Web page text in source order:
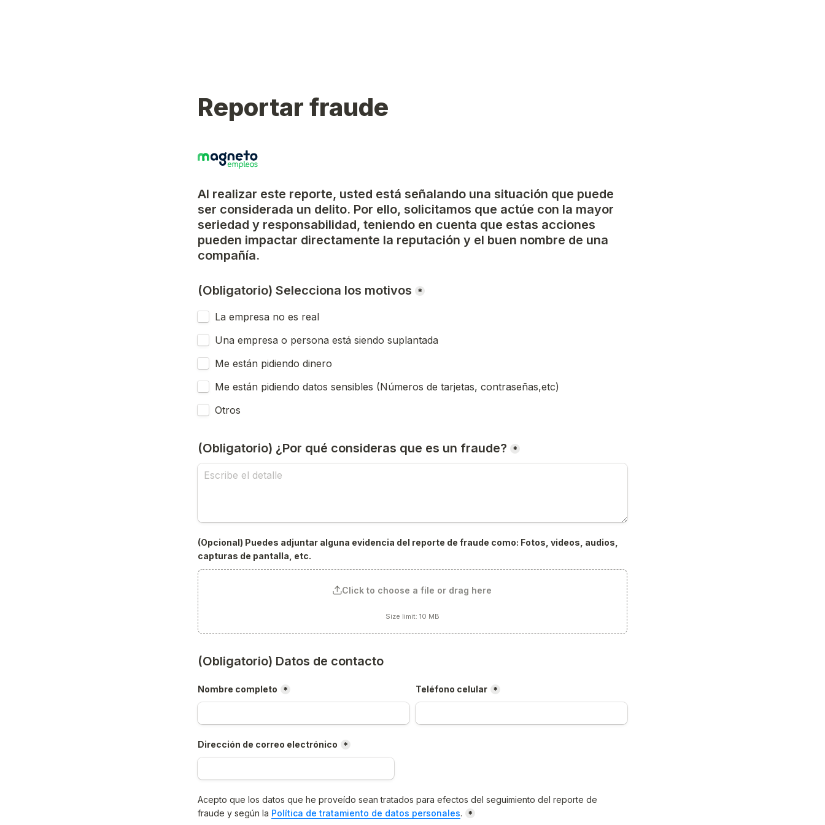
Reportar fraude
Al realizar este reporte, usted está señalando una situación que puede
ser considerada un delito. Por ello, solicitamos que actúe con la mayor
seriedad y responsabilidad, teniendo en cuenta que estas acciones
pueden impactar directamente la reputación y el buen nombre de una
compañía.
(Obligatorio) Selecciona los motivos *
La empresa no es real
Una empresa o persona está siendo suplantada
Me están pidiendo dinero
Me están pidiendo datos sensibles (Números de tarjetas, contraseñas,etc)
Otros
(Obligatorio) ¿Por qué consideras que es un fraude? *
(Opcional) Puedes adjuntar alguna evidencia del reporte de fraude como: Fotos, videos, audios,
capturas de pantalla, etc.
Click to choose a file or drag here
Size limit: 10 MB
(Obligatorio) Datos de contacto
Nombre completo * Teléfono celular *
Dirección de correo electrónico *
Acepto que los datos que he proveído sean tratados para efectos del seguimiento del reporte de
fraude y según la Política de tratamiento de datos personales. *